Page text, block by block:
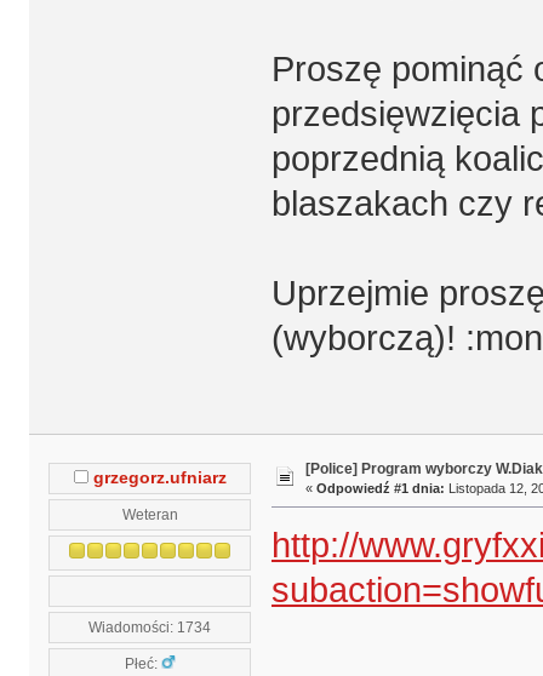
Proszę pominąć
przedsięwzięcia
poprzednią
blaszakach czy
Uprzejmie
(wyborczą)!
grzegorz.ufniarz
Weteran
Wiadomości: 1734
Płeć:
[Police] Program wyborczy
« Odpowiedź #1 dnia: Listopada 12,
http://